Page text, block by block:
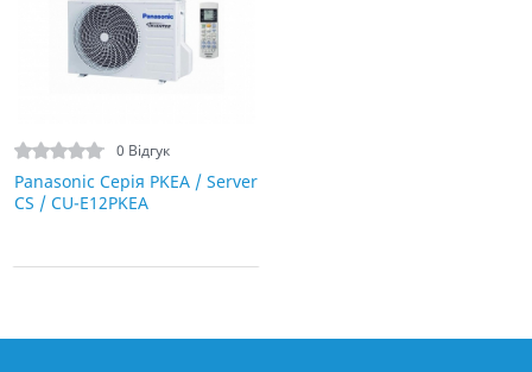
0 Відгук
Panasonic Серія PKEA / Server
CS / CU-E12PKEA